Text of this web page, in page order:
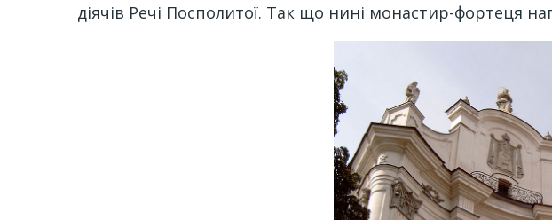
діячів Речі Посполитої. Так що нині монастир-фортеця